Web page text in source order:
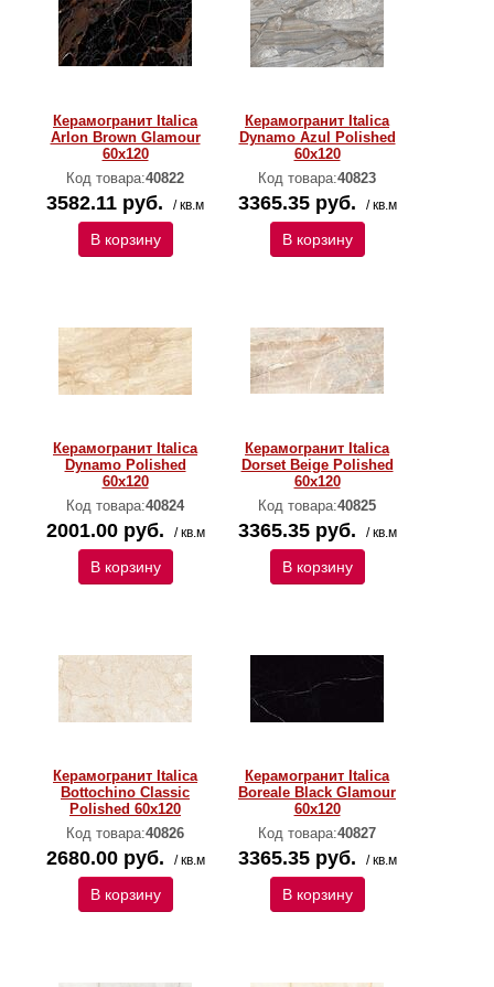
Керамогранит Italica
Arlon Brown Glamour
60х120
Код товара:40822
3582.11 руб. / кв.м
В корзину
Керамогранит Italica
Dynamo Azul Polished
60х120
Код товара:40823
3365.35 руб. / кв.м
В корзину
Керамогранит Italica
Dynamo Polished
60х120
Код товара:40824
2001.00 руб. / кв.м
В корзину
Керамогранит Italica
Dorset Beige Polished
60х120
Код товара:40825
3365.35 руб. / кв.м
В корзину
Керамогранит Italica
Bottochino Classic
Polished 60х120
Код товара:40826
2680.00 руб. / кв.м
В корзину
Керамогранит Italica
Boreale Black Glamour
60х120
Код товара:40827
3365.35 руб. / кв.м
В корзину